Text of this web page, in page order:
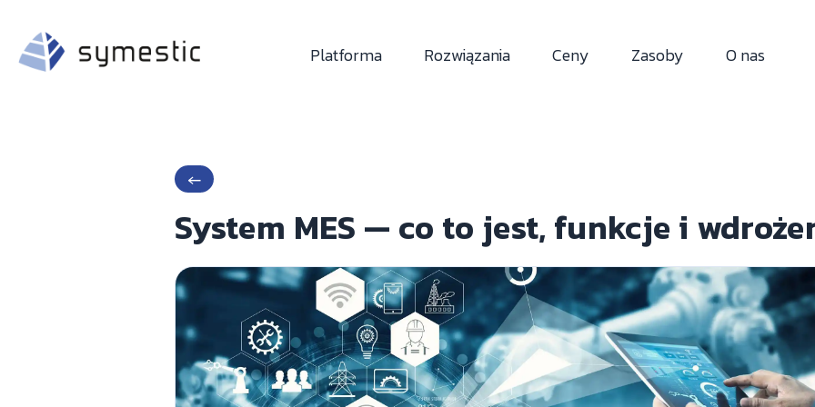
Platforma Rozwiązania Ceny Zasoby O nas
←
System MES — co to jest, funkcje i